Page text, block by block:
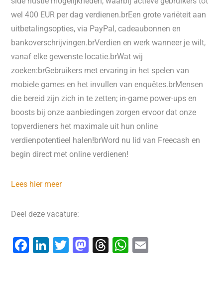
wel 400 EUR per dag verdienen.brEen grote variëteit aan
uitbetalingsopties, via PayPal, cadeaubonnen en
bankoverschrijvingen.brVerdien en werk wanneer je wilt,
vanaf elke gewenste locatie.brWat wij
zoeken:brGebruikers met ervaring in het spelen van
mobiele games en het invullen van enquêtes.brMensen
die bereid zijn zich in te zetten; in-game power-ups en
boosts bij onze aanbiedingen zorgen ervoor dat onze
topverdieners het maximale uit hun online
verdienpotentieel halen!brWord nu lid van Freecash en
begin direct met online verdienen!
Lees hier meer
Deel deze vacature:
F
Li T
M T
W